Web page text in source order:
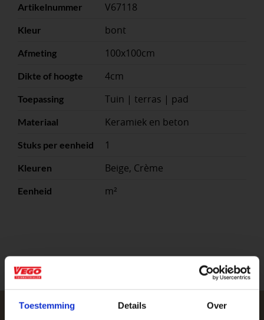
Toestemming Details Over
Artikelnummer V67118
Kleur bont
Afmeting 100x100cm
Dikte of hoogte 4cm
Toepassing Tuin | terras | pad
Materiaal Keramiek en beton
Stuks per eenheid 1
Kleuren Beige, Crème
Eenheid m²